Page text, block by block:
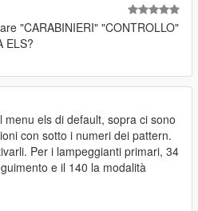
"CARABINIERI" "CONTROLLO"
ELS?
menu els di default, sopra ci sono
con sotto i numeri dei pattern.
Per i lampeggianti primari, 34
e il 140 la modalità